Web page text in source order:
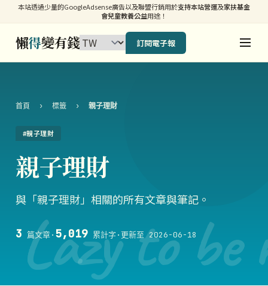
本站透過少量的GoogleAdsense廣告以及聯盟行銷用於支持本站營運及家扶基金
會兒童教養公益用途！
懶得變有錢 訂閱電子報
Lazy to be
首頁 › 標籤 › 親子理財
#親子理財
親子理財
與「親子理財」相關的所有文章與筆記。
3 篇文章· 5,019累計字 ·更新至 2026-06-18